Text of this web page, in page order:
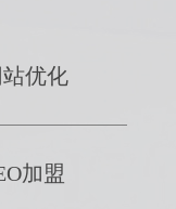
站优化
加盟